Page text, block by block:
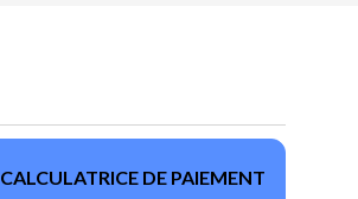
CALCULATRICE DE PAIEMENT